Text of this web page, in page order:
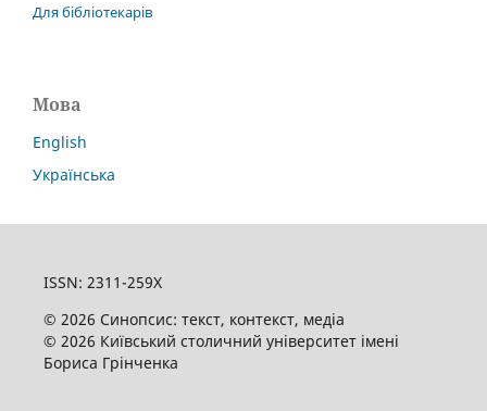
Для бібліотекарів
Мова
English
Українська
ISSN: 2311-259X
© 2026 Синопсис: текст, контекст, медіа
© 2026 Київський столичний університет імені
Бориса Грінченка